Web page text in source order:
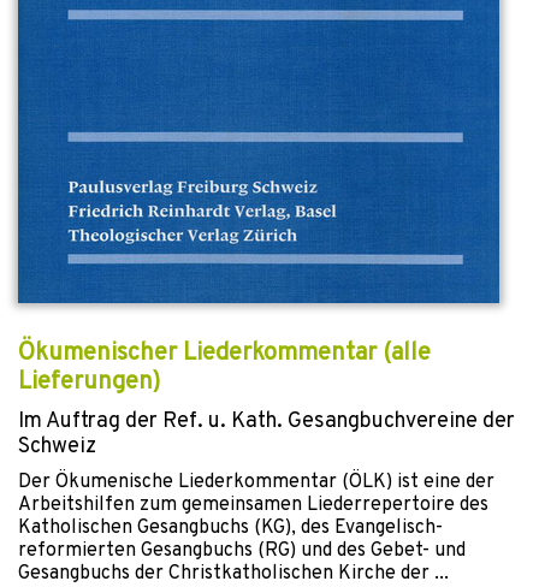
Ökumenischer Liederkommentar (alle
Lieferungen)
Im Auftrag der Ref. u. Kath. Gesangbuchvereine der
Schweiz
Der Ökumenische Liederkommentar (ÖLK) ist eine der
Arbeitshilfen zum gemeinsamen Liederrepertoire des
Katholischen Gesangbuchs (KG), des Evangelisch-
reformierten Gesangbuchs (RG) und des Gebet- und
Gesangbuchs der Christkatholischen Kirche der ...